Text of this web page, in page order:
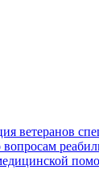
ветеранов